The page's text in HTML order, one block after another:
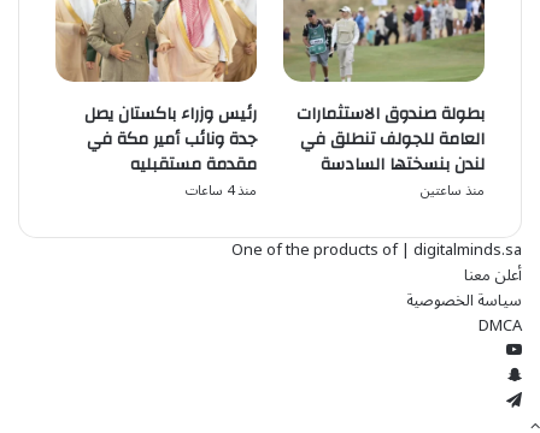
بطولة صندوق الاستثمارات
العامة للجولف تنطلق في
لندن بنسختها السادسة
منذ ساعتين
رئيس وزراء باكستان يصل
جدة ونائب أمير مكة في
مقدمة مستقبليه
منذ 4 ساعات
One of the products of | digitalminds.sa
أعلن معنا
سياسة الخصوصية
DMCA
‫YouTube
سناب
تشات
تيلقرام
زر